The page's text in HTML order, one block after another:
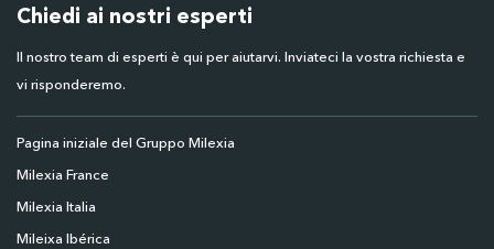
Chiedi ai nostri esperti
Il nostro team di esperti è qui per aiutarvi. Inviateci la vostra richiesta e
vi risponderemo.
Pagina iniziale del Gruppo Milexia
Milexia France
Milexia Italia
Mileixa Ibérica